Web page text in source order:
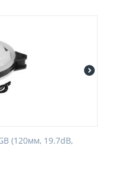
(120мм, 19.7dB,